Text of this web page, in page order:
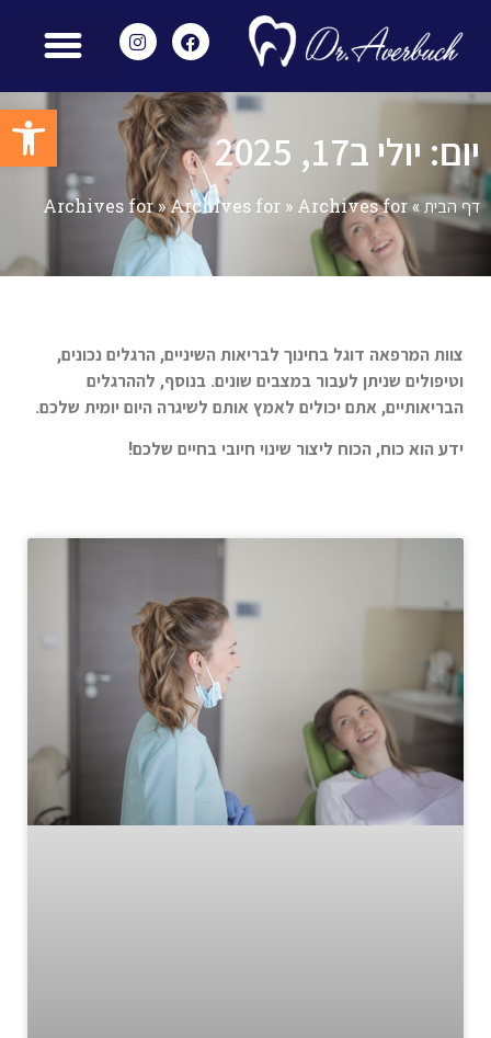
יום: יולי ב17, 2025
דף הבית »
Archives for»Archives for » Archives for
צוות המרפאה דוגל בחינוך לבריאות השיניים, הרגלים נכונים,
וטיפולים שניתן לעבור במצבים שונים. בנוסף, לההרגלים
הבריאותיים, אתם יכולים לאמץ אותם לשיגרה היום יומית שלכם.
ידע הוא כוח, הכוח ליצור שינוי חיובי בחיים שלכם!
פתח